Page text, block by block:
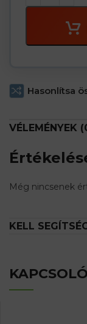
Hasonlítsa
VÉLEMÉNYEK
Még nincsenek
KELL